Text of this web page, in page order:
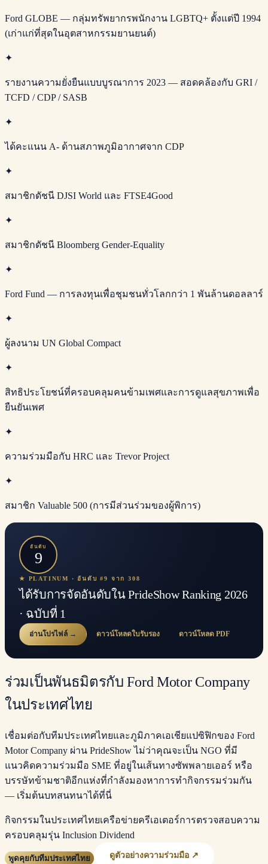
Ford GLOBE — กลุ่มทรัพยากรพนักงาน LGBTQ+ ตั้งแต่ปี 1994
(เก่าแก่ที่สุดในอุตสาหกรรมยานยนต์)
✦
รายงานความยั่งยืนแบบบูรณาการ 2023 — สอดคล้องกับ GRI /
TCFD / CDP / SASB
✦
ได้คะแนน A- ด้านสภาพภูมิอากาศจาก CDP
✦
สมาชิกดัชนี DJSI World และ FTSE4Good
✦
สมาชิกดัชนี Bloomberg Gender-Equality
✦
Ford Fund — การลงทุนเพื่อชุมชนทั่วโลกกว่า 1 พันล้านดอลลาร์
✦
ผู้ลงนาม UN Global Compact
✦
สิทธิประโยชน์ที่ครอบคลุมคนข้ามเพศและการดูแลสุขภาพเพื่อ
ยืนยันเพศ
✦
ความร่วมมือกับ HRC และ Trevor Project
✦
สมาชิก Valuable 500 (การมีส่วนร่วมของผู้พิการ)
อันดับ
9
★ PLATINUM · อันดับ #9 จาก 308
ได้รับการจัดอันดับใน PrideShow Ranking 2026
· ฉบับที่ 1
อ่านโปรไฟล์ → ดาวน์โหลดใบรับรอง ดาวน์โหลด PDF
ร่วมเป็นพันธมิตรกับ Ford Motor Company
ในประเทศไทย
เชื่อมต่อกับทีมประเทศไทยและภูมิภาคเอเชียแปซิฟิกของ Ford
Motor Company ผ่าน PrideShow ไม่ว่าคุณจะเป็น NGO ที่มี
แนวคิดความร่วมมือ SME ที่อยู่ในเส้นทางซัพพลายเออร์ หรือ
บรรษัทข้ามชาติอีกแห่งที่กำลังมองหาการทำกิจกรรมร่วมกัน
— เริ่มต้นบทสนทนาได้ที่นี่
กิจกรรมในประเทศไทยเครือข่ายครีเอเตอร์การตรวจสอบความ
ครอบคลุมรุ่น Inclusion Dividend
พูดคุยกับทีมประเทศไทย ดูตัวอย่างความร่วมมือ ↗